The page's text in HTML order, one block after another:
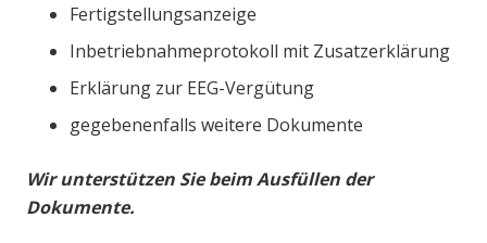
Fertigstellungsanzeige
Inbetriebnahmeprotokoll mit Zusatzerklärung
Erklärung zur EEG-Vergütung
gegebenenfalls weitere Dokumente
Wir unterstützen Sie beim Ausfüllen der
Dokumente.